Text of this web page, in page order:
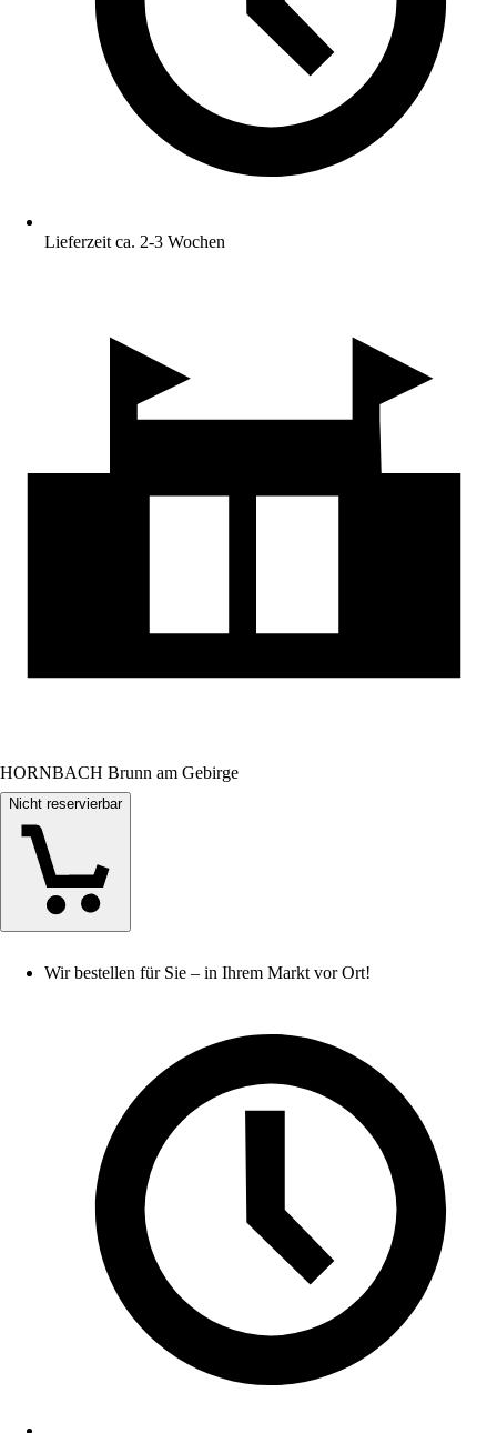
Lieferzeit ca. 2-3 Wochen
HORNBACH Brunn am Gebirge
Nicht reservierbar
Wir bestellen für Sie – in Ihrem Markt vor Ort!